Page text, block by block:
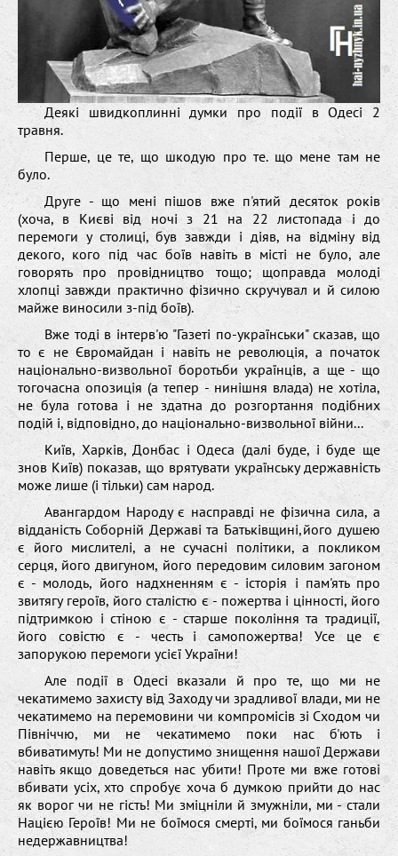
Деякі швидкоплинні думки про події в Одесі 2
травня.
Перше, це те, що шкодую про те. що мене там не
було.
Друге - що мені пішов вже п'ятий десяток років
(хоча, в Києві від ночі з 21 на 22 листопада і до
перемоги у столиці, був завжди і діяв, на відміну від
декого, кого під час боїв навіть в місті не було, але
говорять про провідництво тощо; щоправда молоді
хлопці завжди практично фізично скручувал и й силою
майже виносили з-під боїв).
Вже тоді в інтерв'ю "Газеті по-українськи" сказав, що
то є не Євромайдан і навіть не революція, а початок
національно-визвольної боротьби українців, а ще - що
тогочасна опозиція (а тепер - нинішня влада) не хотіла,
не була готова і не здатна до розгортання подібних
подій і, відповідно, до національно-визвольної війни...
Київ, Харків, Донбас і Одеса (далі буде, і буде ще
знов Київ) показав, що врятувати українську державність
може лише (і тільки) сам народ.
Авангардом Народу є насправді не фізична сила, а
відданість Соборній Державі та Батьківщині,його душею
є його мислителі, а не сучасні політики, а покликом
серця, його двигуном, його передовим силовим загоном
є - молодь, його надхненням є - історія і пам'ять про
звитягу героїв, його сталістю є - пожертва і цінності, його
підтримкою і стіною є - старше покоління та традиції,
його совістю є - честь і самопожертва! Усе це є
запорукою перемоги усієї України!
Але події в Одесі вказали й про те, що ми не
чекатимемо захисту від Заходу чи зрадливої влади, ми не
чекатимемо на перемовини чи компромісів зі Сходом чи
Північчю, ми не чекатимемо поки нас б'ють і
вбиватимуть! Ми не допустимо знищення нашої Держави
навіть якщо доведеться нас убити! Проте ми вже готові
вбивати усіх, хто спробує хоча б думкою прийти до нас
як ворог чи не гість! Ми зміцніли й змужніли, ми - стали
Нацією Героїв! Ми не боїмося смерті, ми боїмося ганьби
недержавництва!